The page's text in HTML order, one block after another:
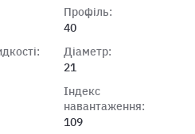
Профіль:
40
Діаметр:
21
Індекс
навантаження:
109